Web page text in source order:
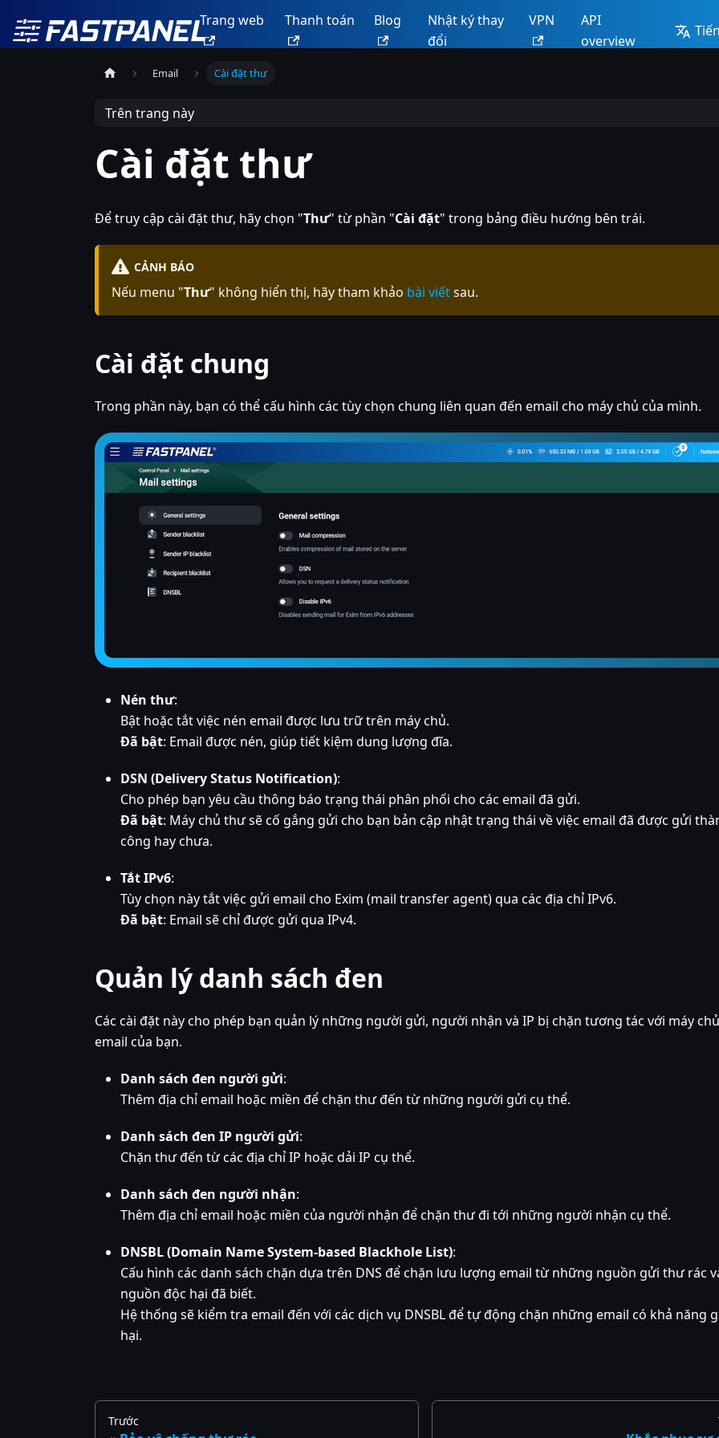
Trang web Thanh toán Blog
Nhật ký thay
đổi
VPN
API
overview
Email Cài đặt thư
Trên trang này
Cài đặt thư
Để truy cập cài đặt thư, hãy chọn "Thư" từ phần "Cài đặt" trong bảng điều hướng bên trái.
CẢNH BÁO
Nếu menu "Thư" không hiển thị, hãy tham khảo bài viếtsau.
Cài đặt chung
Trong phần này, bạn có thể cấu hình các tùy chọn chung liên quan đến email cho máy chủ của mình.
Nén thư:
Bật hoặc tắt việc nén email được lưu trữ trên máy chủ.
Đã bật: Email được nén, giúp tiết kiệm dung lượng đĩa.
DSN (Delivery Status Notification):
Cho phép bạn yêu cầu thông báo trạng thái phân phối cho các email đã gửi.
Đã bật: Máy chủ thư sẽ cố gắng gửi cho bạn bản cập nhật trạng thái về việc email đã được gửi
công hay chưa.
Tắt IPv6:
Tùy chọn này tắt việc gửi email cho Exim (mail transfer agent) qua các địa chỉ IPv6.
Đã bật: Email sẽ chỉ được gửi qua IPv4.
Quản lý danh sách đen
Các cài đặt này cho phép bạn quản lý những người gửi, người nhận và IP bị chặn tương tác với máy chủ
email của bạn.
Danh sách đen người gửi:
Thêm địa chỉ email hoặc miền để chặn thư đến từ những người gửi cụ thể.
Danh sách đen IP người gửi:
Chặn thư đến từ các địa chỉ IP hoặc dải IP cụ thể.
Danh sách đen người nhận:
Thêm địa chỉ email hoặc miền của người nhận để chặn thư đi tới những người nhận cụ thể.
DNSBL (Domain Name System-based Blackhole List):
Cấu hình các danh sách chặn dựa trên DNS để chặn lưu lượng email từ những nguồn gửi thư rác
nguồn độc hại đã biết.
Hệ thống sẽ kiểm tra email đến với các dịch vụ DNSBL để tự động chặn những email có khả năng
hại.
Trước